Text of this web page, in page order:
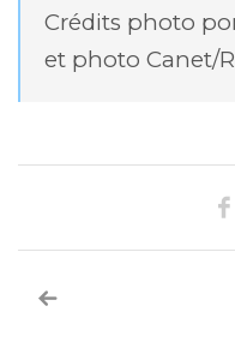
Crédits photo
et photo Canet/